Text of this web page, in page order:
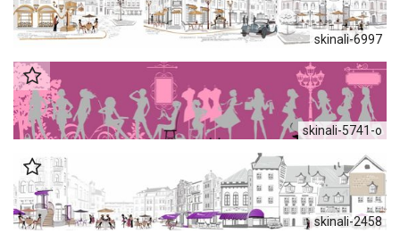
skinali-6997
skinali-5741-o
skinali-2458